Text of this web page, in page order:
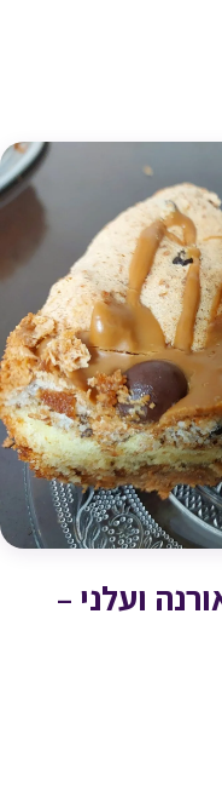
ועלני –